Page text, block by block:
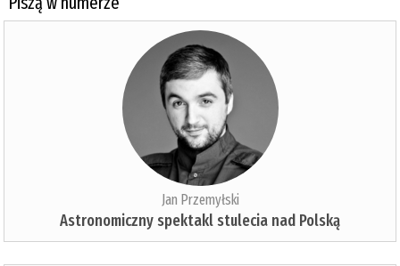
Jan Przemyłski
Astronomiczny spektakl stulecia nad Polską